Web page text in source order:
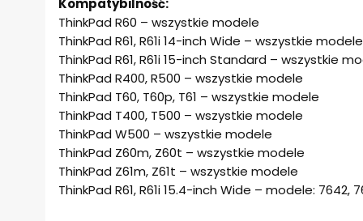
ThinkPad R60 – wszystkie modele
ThinkPad R61, R61i 14-inch Wide – wszystkie modele
ThinkPad R61, R61i 15-inch Standard – wszystkie
ThinkPad R400, R500 – wszystkie modele
ThinkPad T60, T60p, T61 – wszystkie modele
ThinkPad T400, T500 – wszystkie modele
ThinkPad W500 – wszystkie modele
ThinkPad Z60m, Z60t – wszystkie modele
ThinkPad Z61m, Z61t – wszystkie modele
ThinkPad R61, R61i 15.4-inch Wide – modele: 7642,